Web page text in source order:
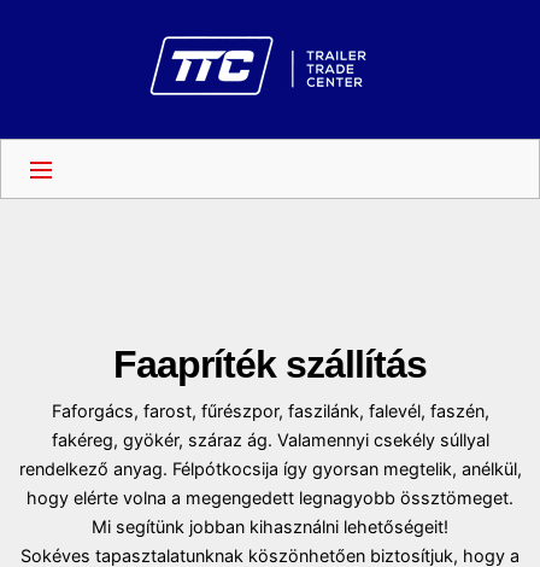
Faapríték szállítás
Faforgács, farost, fűrészpor, faszilánk, falevél, faszén,
fakéreg, gyökér, száraz ág. Valamennyi csekély súllyal
rendelkező anyag. Félpótkocsija így gyorsan megtelik, anélkül,
hogy elérte volna a megengedett legnagyobb össztömeget.
Mi segítünk jobban kihasználni lehetőségeit!
Sokéves tapasztalatunknak köszönhetően biztosítjuk, hogy a